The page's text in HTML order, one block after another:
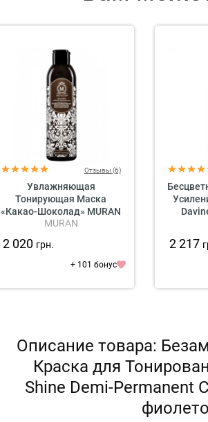
Отзывы (6)
Увлажняющая
Тонирующая Маска
«Какао-Шоколад» MURAN
Spicy Reflex Cocoa
Colouring Mask
MURAN
2 020 грн.
+ 101 бонус
2 217
Описание товара:
Краска для
Shine Demi-Permanent